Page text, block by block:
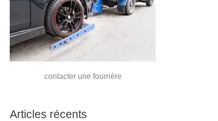
contacter une fourrière
Articles récents